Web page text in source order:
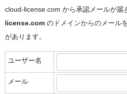
cloud-license.com から承認メールが届
license.com のドメインからのメール
があります。
ユーザー名
メール